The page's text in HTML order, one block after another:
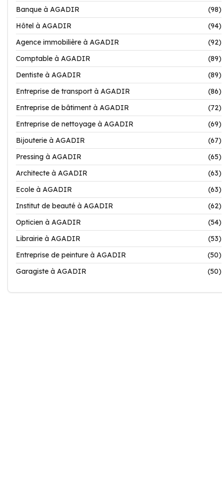
Banque à AGADIR
(98)
Hôtel à AGADIR
(94)
Agence immobilière à AGADIR
(92)
Comptable à AGADIR
(89)
Dentiste à AGADIR
(89)
Entreprise de transport à AGADIR
(86)
Entreprise de bâtiment à AGADIR
(72)
Entreprise de nettoyage à AGADIR
(69)
Bijouterie à AGADIR
(67)
Pressing à AGADIR
(65)
Architecte à AGADIR
(63)
Ecole à AGADIR
(63)
Institut de beauté à AGADIR
(62)
Opticien à AGADIR
(54)
Librairie à AGADIR
(53)
Entreprise de peinture à AGADIR
(50)
Garagiste à AGADIR
(50)